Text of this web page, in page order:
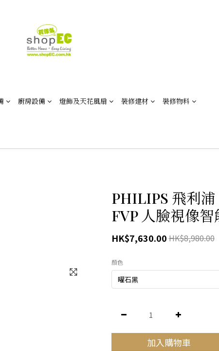
廚房設備 燈飾及天花風扇 裝修建材 裝修物料
PHILIPS 飛利
FVP 人臉視像智
HK$7,630.00HK$8,980.00
顏色
加入購物車